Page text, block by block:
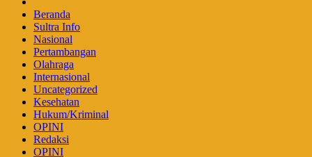
Beranda
Sultra Info
Nasional
Pertambangan
Olahraga
Internasional
Uncategorized
Kesehatan
Hukum/Kriminal
OPINI
Redaksi
OPINI